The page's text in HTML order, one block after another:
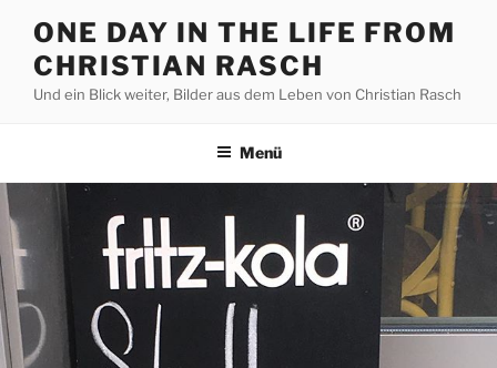
Inhalt
springen
ONE DAY IN THE LIFE FROM
CHRISTIAN RASCH
Und ein Blick weiter, Bilder aus dem Leben von Christian Rasch
Menü